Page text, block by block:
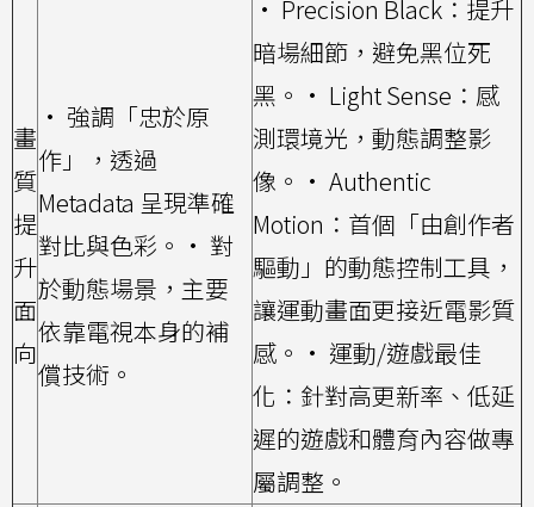
畫
質
提
升
面
向
• 強調「忠於原
作」，透過
Metadata 呈現準確
對比與色彩。 • 對
於動態場景，主要
依靠電視本身的補
償技術。
• Precision Black：提升
暗場細節，避免黑位死
黑。 • Light Sense：感
測環境光，動態調整影
像。 • Authentic
Motion：首個「由創作者
驅動」的動態控制工具，
讓運動畫面更接近電影質
感。 • 運動/遊戲最佳
化：針對高更新率、低延
遲的遊戲和體育內容做專
屬調整。